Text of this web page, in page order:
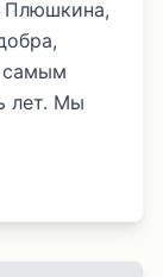
Плюшкина,
самым
лет. Мы